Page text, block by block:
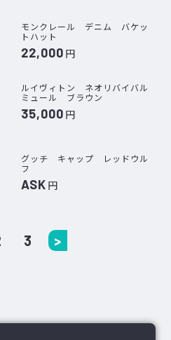
モンクレール デニム バケッ
トハット
22,000 円
ルイヴィトン ネオリバイバル
ミュール ブラウン
35,000 円
グッチ キャップ レッドウル
フ
ASK 円
3 >